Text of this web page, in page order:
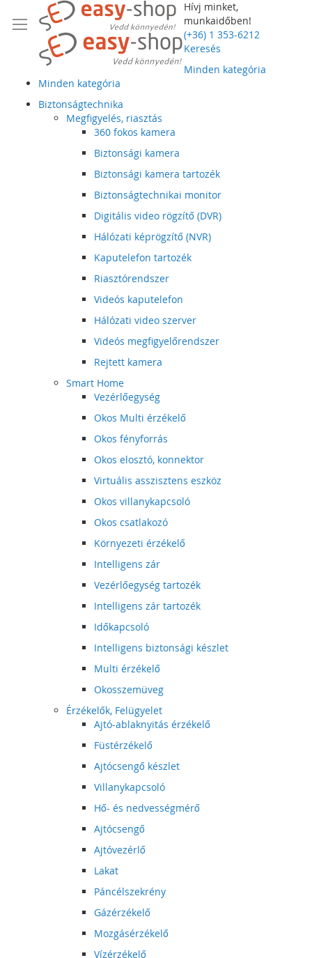
Hívj minket,
munkaidőben!
(+36) 1 353-6212
Keresés
Minden kategória
Minden kategória
Biztonságtechnika
Megfigyelés, riasztás
360 fokos kamera
Biztonsági kamera
Biztonsági kamera tartozék
Biztonságtechnikai monitor
Digitális video rögzítő (DVR)
Hálózati képrögzítő (NVR)
Kaputelefon tartozék
Riasztórendszer
Videós kaputelefon
Hálózati video szerver
Videós megfigyelőrendszer
Rejtett kamera
Smart Home
Vezérlőegység
Okos Multi érzékelő
Okos fényforrás
Okos elosztó, konnektor
Virtuális asszisztens eszköz
Okos villanykapcsoló
Okos csatlakozó
Környezeti érzékelő
Intelligens zár
Vezérlőegység tartozék
Intelligens zár tartozék
Időkapcsoló
Intelligens biztonsági készlet
Multi érzékelő
Okosszemüveg
Érzékelők, Felügyelet
Ajtó-ablaknyitás érzékelő
Füstérzékelő
Ajtócsengő készlet
Villanykapcsoló
Hő- és nedvességmérő
Ajtócsengő
Ajtóvezérlő
Lakat
Páncélszekrény
Gázérzékelő
Mozgásérzékelő
Vízérzékelő